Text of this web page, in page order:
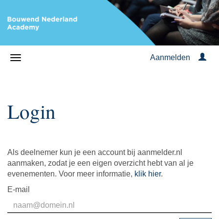
Aanmelden
Login
Als deelnemer kun je een account bij aanmelder.nl
aanmaken, zodat je een eigen overzicht hebt van al je
evenementen. Voor meer informatie, klik hier.
E-mail